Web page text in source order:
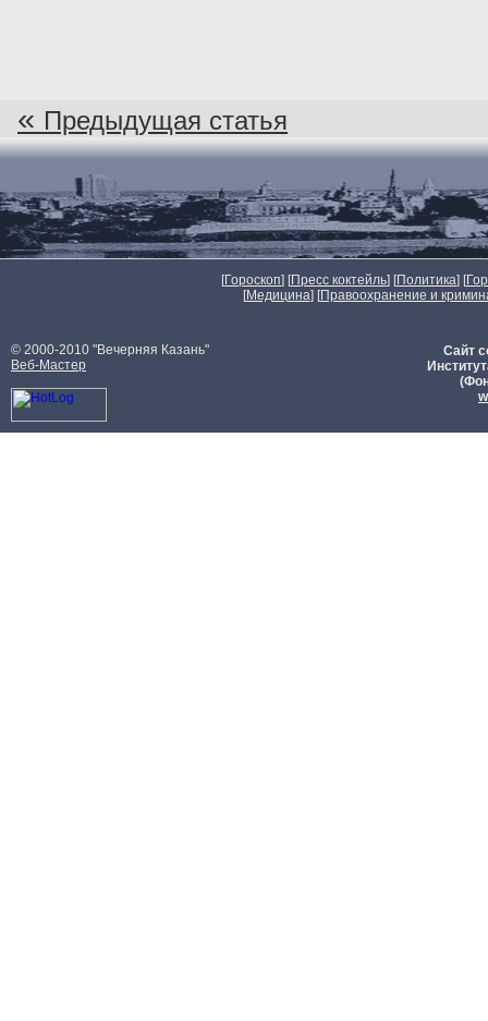
« Предыдущая статья
[Гороскоп] [Пресс коктейль] [Политика] [
[Медицина] [Правоохранение и
© 2000-2010 "Вечерняя Казань"
Веб-Мастер
Сайт